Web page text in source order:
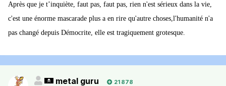
Après que je t’inquiète, faut pas, faut pas, rien n'est sérieux dans la vie,
c'est une énorme mascarade plus a en rire qu'autre choses,l'humanité n'a
pas changé depuis Démocrite, elle est tragiquement grotesque.
metal guru 21 878